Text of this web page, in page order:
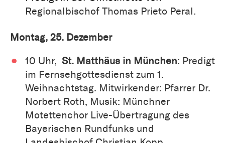
Regionalbischof Thomas Prieto Peral.
Montag, 25. Dezember
10 Uhr, St. Matthäus in München: Predigt
im Fernsehgottesdienst zum 1.
Weihnachtstag. Mitwirkender: Pfarrer Dr.
Norbert Roth, Musik: Münchner
Motettenchor Live-Übertragung des
Bayerischen Rundfunks und